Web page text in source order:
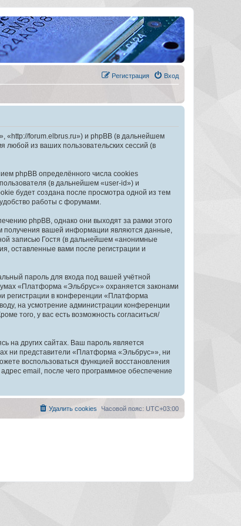
Вход
Регистрация
forum.elbrus.ru») и phpBB (в дальнейшем
из ваших пользовательских сессий (в
phpBB определённого числа cookies
(в дальнейшем «user-id») и
будет создана после просмотра одной из тем
работы с форумами.
phpBB, однако они выходят за рамки этого
получения вашей информации являются данные,
записью Гостя (в дальнейшем «анонимные
оставленные вами после регистрации и
пароль для входа под вашей учётной
«Платформа «Эльбрус»» охраняется законами
регистрации в конференции «Платформа
на усмотрение администрации конференции
того, у вас есть возможность согласиться/
на других сайтах. Ваш пароль является
ни представители «Платформа «Эльбрус»», ни
воспользоваться функцией восстановления
email, после чего программное обеспечение
Часовой пояс: UTC+03:00
Удалить cookies